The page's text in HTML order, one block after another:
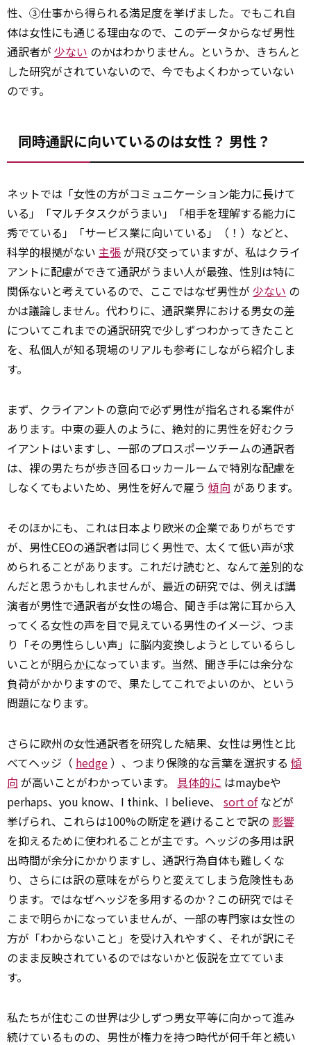
性、③仕事から得られる満足度を挙げました。でもこれ自
体は女性にも通じる理由なので、このデータからなぜ男性
通訳者が 少ない のかはわかりません。というか、きちんと
した研究がされていないので、今でもよくわかっていない
のです。
同時通訳に向いているのは女性？ 男性？
ネットでは「女性の方がコミュニケーション能力に長けて
いる」「マルチタスクがうまい」「相手を理解する能力に
秀でている」「サービス業に向いている」（！）などと、
科学的根拠がない 主張が飛び交っていますが、私はクライ
アントに配慮ができて通訳がうまい人が最強、性別は特に
関係ないと考えているので、ここではなぜ男性が 少ない の
かは議論しません。代わりに、通訳業界における男女の差
についてこれまでの通訳研究で少しずつわかってきたこと
を、私個人が知る現場のリアルも参考にしながら紹介しま
す。
まず、クライアントの意向で必ず男性が指名される案件が
あります。中東の要人のように、絶対的に男性を好むクラ
イアントはいますし、一部のプロスポーツチームの通訳者
は、裸の男たちが歩き回るロッカールームで特別な配慮を
しなくてもよいため、男性を好んで雇う 傾向 があります。
そのほかにも、これは日本より欧米の企業でありがちです
が、男性CEOの通訳者は同じく男性で、太くて低い声が求
められることがあります。これだけ読むと、なんて差別的な
んだと思うかもしれませんが、最近の研究では、例えば講
演者が男性で通訳者が女性の場合、聞き手は常に耳から入
ってくる女性の声を目で見えている男性のイメージ、つま
り「その男性らしい声」に脳内変換しようとしているらし
いことが明らかになっています。当然、聞き手には余分な
負荷がかかりますので、果たしてこれでよいのか、という
問題になります。
さらに欧州の女性通訳者を研究した結果、女性は男性と比
べてヘッジ（ hedge ）、つまり保険的な言葉を選択する 傾
向 が高いことがわかっています。 具体的に はmaybeや
perhaps、you know、I think、I believe、 sort ofなどが
挙げられ、これらは100%の断定を避けることで訳の 影響
を抑えるために使われることが主です。ヘッジの多用は訳
出時間が余分にかかりますし、通訳行為自体も難しくな
り、さらには訳の意味をがらりと変えてしまう危険性もあ
ります。ではなぜヘッジを多用するのか？この研究ではそ
こまで明らかになっていませんが、一部の専門家は女性の
方が「わからないこと」を受け入れやすく、それが訳にそ
のまま反映されているのではないかと仮説を立てていま
す。
私たちが住むこの世界は少しずつ男女平等に向かって進み
続けているものの、男性が権力を持つ時代が何千年と続い